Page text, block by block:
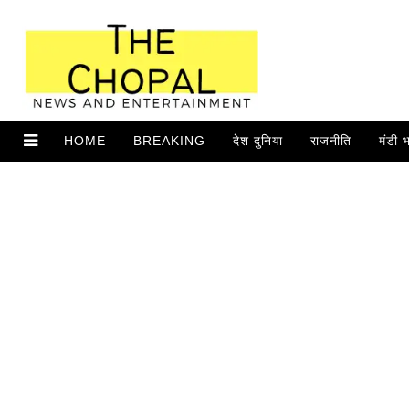
HOME BREAKING देश दुनिया राजनीति मंडी